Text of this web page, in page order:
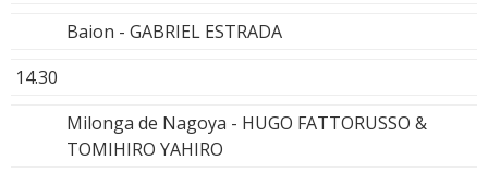
Baion - GABRIEL ESTRADA
14.30
Milonga de Nagoya - HUGO FATTORUSSO &
TOMIHIRO YAHIRO